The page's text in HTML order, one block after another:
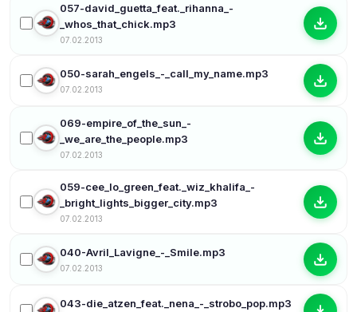
057-david_guetta_feat._rihanna_-
_whos_that_chick.mp3
07.02.2013
050-sarah_engels_-_call_my_name.mp3
07.02.2013
069-empire_of_the_sun_-
_we_are_the_people.mp3
07.02.2013
059-cee_lo_green_feat._wiz_khalifa_-
_bright_lights_bigger_city.mp3
07.02.2013
040-Avril_Lavigne_-_Smile.mp3
07.02.2013
043-die_atzen_feat._nena_-_strobo_pop.mp3